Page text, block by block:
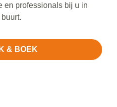
en professionals bij u in
& BOEK